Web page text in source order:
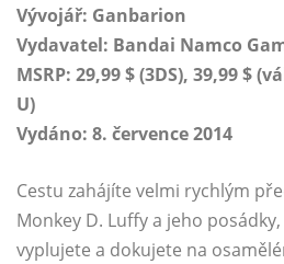
Vývojář: Ganbarion
Vydavatel: Bandai Namco
MSRP: 29,99 $ (3DS), 39,99 $
U)
Vydáno: 8. července 2014
Cestu zahájíte velmi rychlým
Monkey D. Luffy a jeho
vyplujete a dokujete na